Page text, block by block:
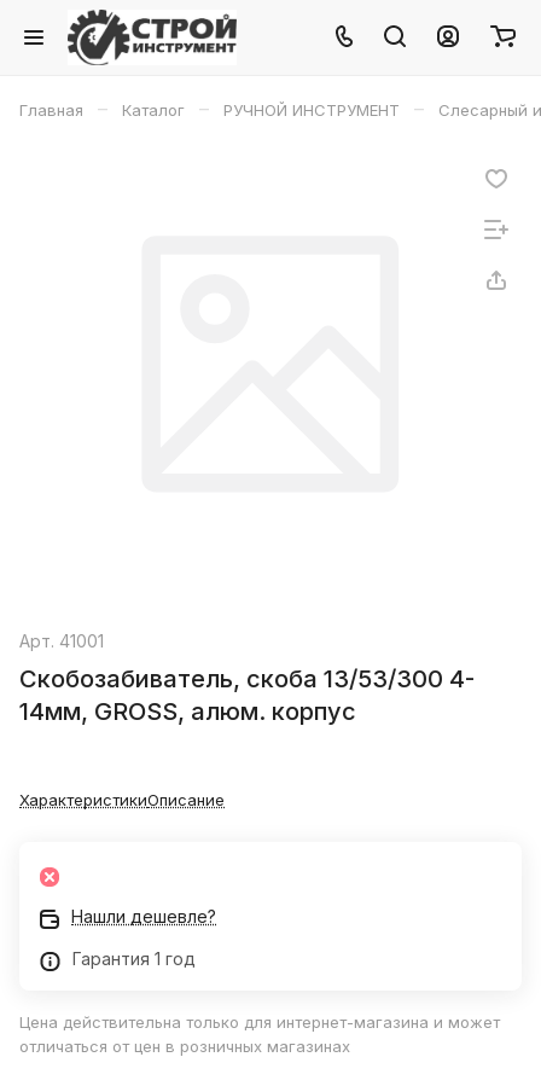
Главная – Каталог – РУЧНОЙ ИНСТРУМЕНТ – Слесарный
Арт. 41001
Скобозабиватель, скоба 13/53/300 4-
14мм, GROSS, алюм. корпус
ХарактеристикиОписание
Нашли дешевле?
Гарантия 1 год
Цена действительна только для интернет-магазина и может
отличаться от цен в розничных магазинах